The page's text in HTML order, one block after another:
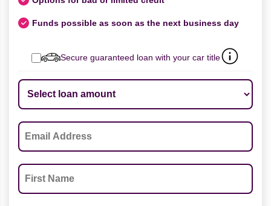
Funds possible as soon as the next business day
Secure guaranteed loan with your car title